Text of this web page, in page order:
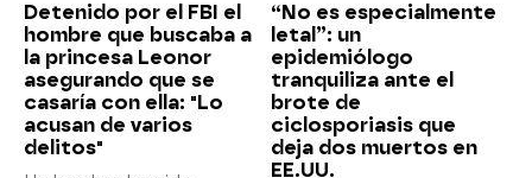
Detenido por el FBI el
hombre que buscaba a
la princesa Leonor
asegurando que se
casaría con ella: "Lo
acusan de varios
delitos"
“No es especialmente
letal”: un
epidemiólogo
tranquiliza ante el
brote de
ciclosporiasis que
deja dos muertos en
EE.UU.